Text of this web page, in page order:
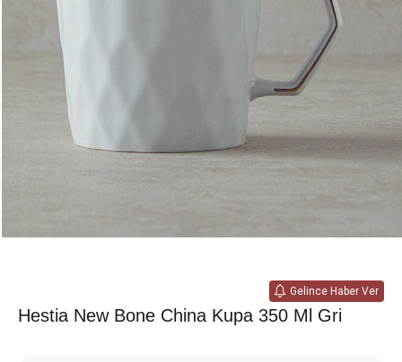
Gelince Haber Ver
Hestia New Bone China Kupa 350 Ml Gri